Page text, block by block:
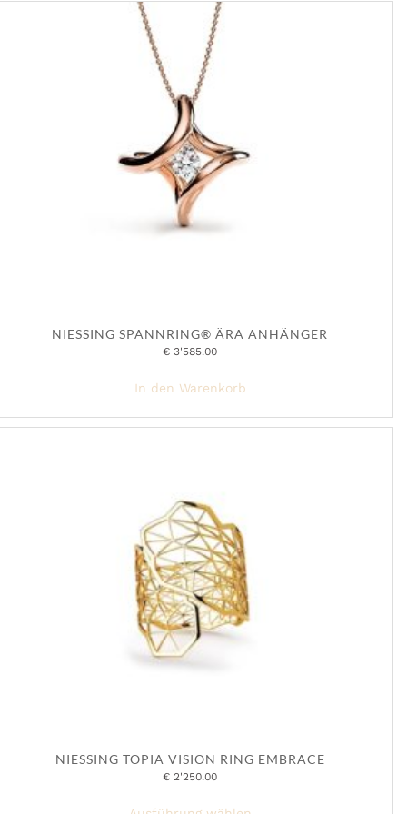
NIESSING SPANNRING® ÄRA ANHÄNGER
€ 3'585.00
In den Warenkorb
NIESSING TOPIA VISION RING EMBRACE
€ 2'250.00